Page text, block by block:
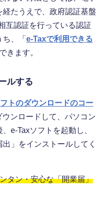
たうえで、政府認証基盤
互認証を行っている認証
、「 e-Taxで利用できる
きます。
ルする
トのダウンロードのコー
ウンロードして、パソコン
e-Taxソフトを起動し、
」をインストールしてく
タン・安心な「開業届」